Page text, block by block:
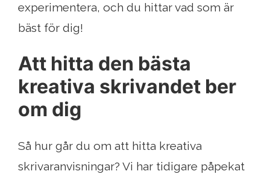
experimentera, och du hittar vad som är
bäst för dig!
Att hitta den bästa
kreativa skrivandet ber
om dig
Så hur går du om att hitta kreativa
skrivaranvisningar? Vi har tidigare påpekat